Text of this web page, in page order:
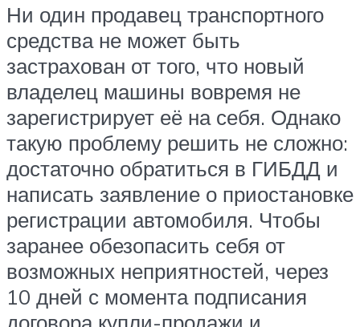
Ни один продавец транспортного
средства не может быть
застрахован от того, что новый
владелец машины вовремя не
зарегистрирует её на себя. Однако
такую проблему решить не сложно:
достаточно обратиться в ГИБДД и
написать заявление о приостановке
регистрации автомобиля. Чтобы
заранее обезопасить себя от
возможных неприятностей, через
10 дней с момента подписания